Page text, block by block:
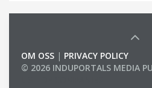
OM OSS | PRIVACY POLICY
© 2026 INDUPORTALS MEDIA